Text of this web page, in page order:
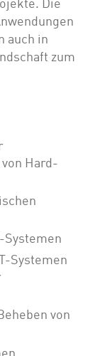
Die
auch in
zum
Hard-
Systemen
Systemen
von